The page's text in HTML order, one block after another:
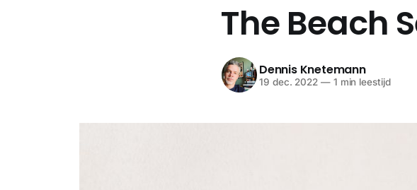
The Beach
Dennis Knetemann
19 dec. 2022 —1 min leestijd